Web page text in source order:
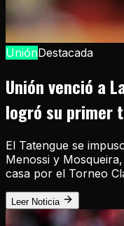
UniónDestacada
Unión venció a
logró su primer
El Tatengue se
Menossi y
casa por el Torneo
Leer Noticia